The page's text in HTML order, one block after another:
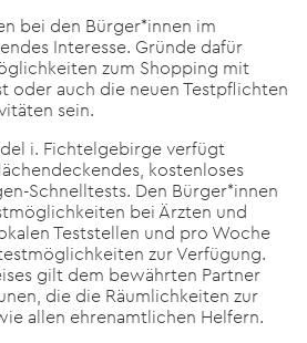
bei den Bürger*innen im
Interesse. Gründe dafür
zum Shopping mit
oder auch die neuen Testpflichten
sein.
i. Fichtelgebirge verfügt
kostenloses
Schnelltests. Den Bürger*innen
bei Ärzten und
Teststellen und pro Woche
zur Verfügung.
gilt dem bewährten Partner
die die Räumlichkeiten zur
allen ehrenamtlichen Helfern.